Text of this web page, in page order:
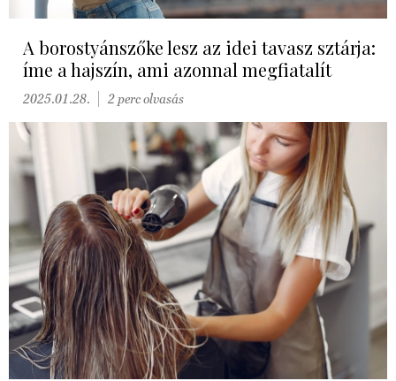
A borostyánszőke lesz az idei tavasz sztárja:
íme a hajszín, ami azonnal megfiatalít
2025.01.28. 2 perc olvasás